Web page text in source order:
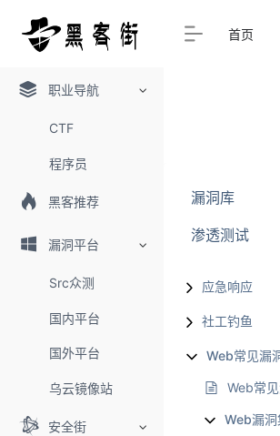
职业导航
CTF
程序员
黑客推荐
漏洞平台
Src众测
国内平台
国外平台
乌云镜像站
安全街
首页
漏洞库
渗透测试
应急响应
社工钓鱼
Web常见漏
Web常
Web漏洞